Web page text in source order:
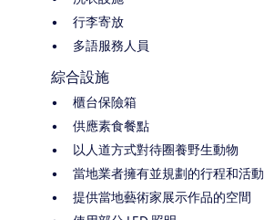
行李寄放
多語服務人員
綜合設施
櫃台保險箱
供應素食餐點
以人道方式對待圈養野生動物
當地業者擁有並規劃的行程和活動
提供當地藝術家展示作品的空間